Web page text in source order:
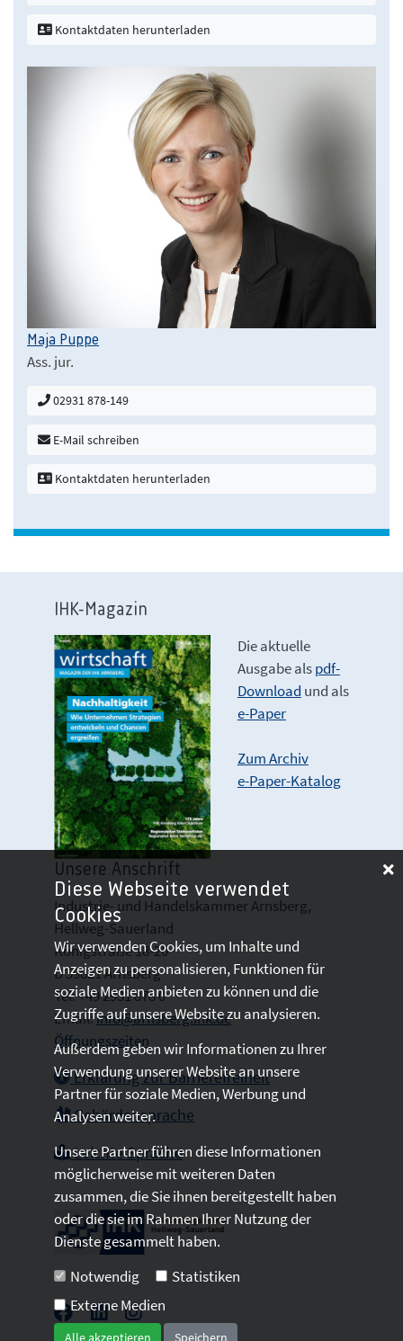
Kontaktdaten herunterladen
Maja Puppe
Ass. jur.
02931 878-149
E-Mail schreiben
Kontaktdaten herunterladen
IHK-Magazin
Die aktuelle
Ausgabe alspdf-
Download und als
e-Paper
Zum Archiv
e-Paper-Katalog
Unsere Anschrift
Industrie- und Handelskammer Arnsberg,
Hellweg-Sauerland
Königstraße 18-20
D 59821 Arnsberg
Tel: +49 2931 878 0
Email:info@arnsberg.ihk.de
Öffnungszeiten
Erklärung zur Barrierefreiheit
Gebärdensprache
Leichte Sprache
Diese Webseite verwendet
Cookies
Wir verwenden Cookies, um Inhalte und
Anzeigen zu personalisieren, Funktionen für
soziale Medien anbieten zu können und die
Zugriffe auf unsere Website zu analysieren.
Außerdem geben wir Informationen zu Ihrer
Verwendung unserer Website an unsere
Partner für soziale Medien, Werbung und
Analysen weiter.
Unsere Partner führen diese Informationen
möglicherweise mit weiteren Daten
zusammen, die Sie ihnen bereitgestellt haben
oder die sie im Rahmen Ihrer Nutzung der
Dienste gesammelt haben.
Notwendig
Statistiken
Externe Medien
Alle akzeptieren Speichern